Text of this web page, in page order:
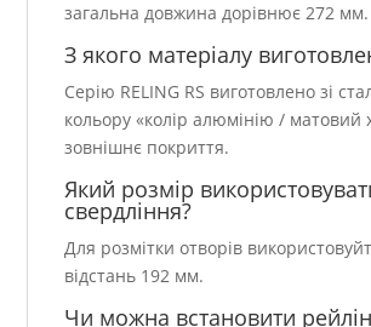
загальна довжина дорівнює 272 мм.
З якого матеріалу
Серію RELING RS виготовлено зі
кольору «колір алюмінію / матовий
зовнішнє покриття.
Який розмір
свердління?
Для розмітки отворів
відстань 192 мм.
Чи можна встановити